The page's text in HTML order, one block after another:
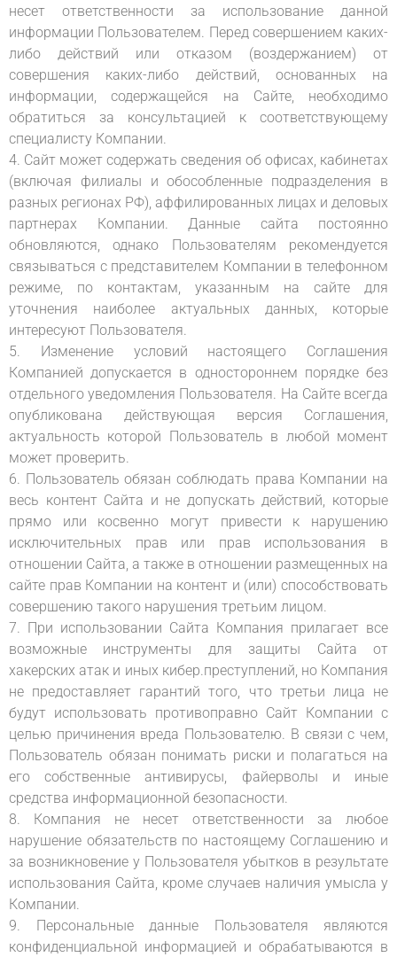
несет ответственности за использование данной
информации Пользователем. Перед совершением каких-
либо действий или отказом (воздержанием) от
совершения каких-либо действий, основанных на
информации, содержащейся на Сайте, необходимо
обратиться за консультацией к соответствующему
специалисту Компании.
4. Сайт может содержать сведения об офисах, кабинетах
(включая филиалы и обособленные подразделения в
разных регионах РФ), аффилированных лицах и деловых
партнерах Компании. Данные сайта постоянно
обновляются, однако Пользователям рекомендуется
связываться с представителем Компании в телефонном
режиме, по контактам, указанным на сайте для
уточнения наиболее актуальных данных, которые
интересуют Пользователя.
5. Изменение условий настоящего Соглашения
Компанией допускается в одностороннем порядке без
отдельного уведомления Пользователя. На Сайте всегда
опубликована действующая версия Соглашения,
актуальность которой Пользователь в любой момент
может проверить.
6. Пользователь обязан соблюдать права Компании на
весь контент Сайта и не допускать действий, которые
прямо или косвенно могут привести к нарушению
исключительных прав или прав использования в
отношении Сайта, а также в отношении размещенных на
сайте прав Компании на контент и (или) способствовать
совершению такого нарушения третьим лицом.
7. При использовании Сайта Компания прилагает все
возможные инструменты для защиты Сайта от
хакерских атак и иных кибер.преступлений, но Компания
не предоставляет гарантий того, что третьи лица не
будут использовать противоправно Сайт Компании с
целью причинения вреда Пользователю. В связи с чем,
Пользователь обязан понимать риски и полагаться на
его собственные антивирусы, файерволы и иные
средства информационной безопасности.
8. Компания не несет ответственности за любое
нарушение обязательств по настоящему Соглашению и
за возникновение у Пользователя убытков в результате
использования Сайта, кроме случаев наличия умысла у
Компании.
9. Персональные данные Пользователя являются
конфиденциальной информацией и обрабатываются в